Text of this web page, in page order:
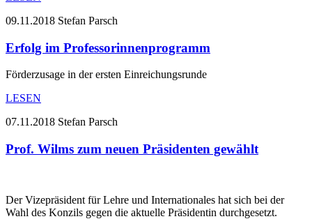
09.11.2018 Stefan Parsch
Erfolg im Professorinnenprogramm
Förderzusage in der ersten Einreichungsrunde
LESEN
07.11.2018 Stefan Parsch
Prof. Wilms zum neuen Präsidenten gewählt
Der Vizepräsident für Lehre und Internationales hat sich bei der
Wahl des Konzils gegen die aktuelle Präsidentin durchgesetzt.